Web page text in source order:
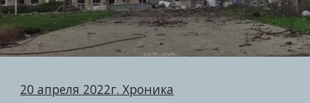
20 апреля 2022г. Хроника